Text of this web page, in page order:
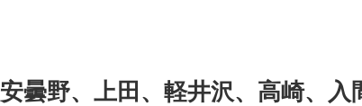
曇野、上田、軽井沢、高崎、入